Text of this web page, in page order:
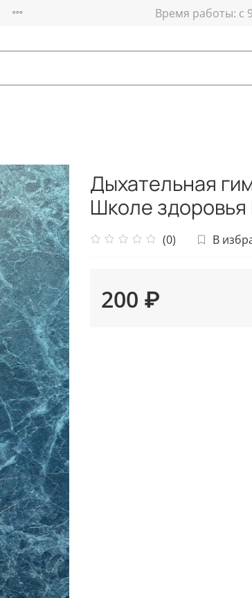
Время работы: с
Дыхательная
Школе
(0) В
200 ₽